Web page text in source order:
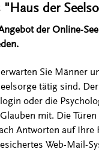
"Haus der
der Online-
Sie Männer
tätig sind.
oder die
mit. Die
Antworten auf Ihre
Web-Mail-